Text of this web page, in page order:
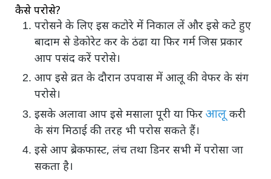
कैसे परोसे?
परोसने के लिए इस कटोरे में निकाल लें और इसे कटे हुए
बादाम से डेकोरेट कर के ठंढा या फिर गर्म जिस प्रकार
आप पसंद करें परोसे।
आप इसे व्रत के दौरान उपवास में आलू की वेफर के संग
परोसे।
इसके अलावा आप इसे मसाला पूरी या फिर आलू करी
के संग मिठाई की तरह भी परोस सकते हैं।
इसे आप ब्रेकफास्ट, लंच तथा डिनर सभी में परोसा जा
सकता है।